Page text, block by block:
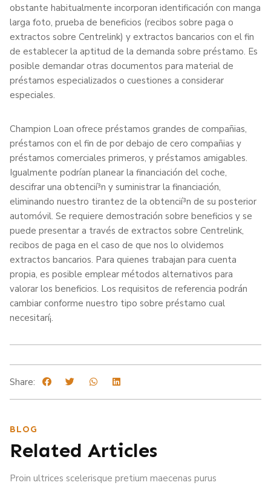
obstante habitualmente incorporan identificación con manga
larga foto, prueba de beneficios (recibos sobre paga o
extractos sobre Centrelink) y extractos bancarios con el fin
de establecer la aptitud de la demanda sobre préstamo. Es
posible demandar otras documentos para material de
préstamos especializados o cuestiones a considerar
especiales.
Champion Loan ofrece préstamos grandes de compañias,
préstamos con el fin de por debajo de cero compañias y
préstamos comerciales primeros, y préstamos amigables.
Igualmente podrían planear la financiación del coche,
descifrar una obtencií³n y suministrar la financiación,
eliminando nuestro tirantez de la obtencií³n de su posterior
automóvil. Se requiere demostración sobre beneficios y se
puede presentar a través de extractos sobre Centrelink,
recibos de paga en el caso de que nos lo olvidemos
extractos bancarios. Para quienes trabajan para cuenta
propia, es posible emplear métodos alternativos para
valorar los beneficios. Los requisitos de referencia podrán
cambiar conforme nuestro tipo sobre préstamo cual
necesitarí¡.
Share:
BLOG
Related Articles
Proin ultrices scelerisque pretium maecenas purus